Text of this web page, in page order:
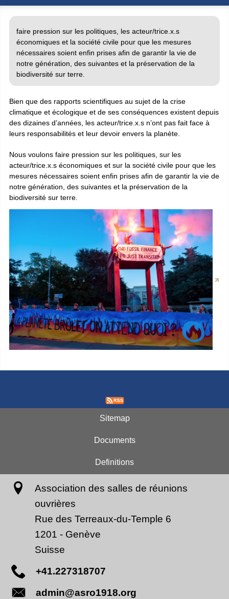
faire pression sur les politiques, les acteur/trice.x.s
économiques et la société civile pour que les mesures
nécessaires soient enfin prises afin de garantir la vie de
notre génération, des suivantes et la préservation de la
biodiversité sur terre.
Bien que des rapports scientifiques au sujet de la crise
climatique et écologique et de ses conséquences existent depuis
des dizaines d’années, les acteur/trice.x.s n’ont pas fait face à
leurs responsabilités et leur devoir envers la planète.
Nous voulons faire pression sur les politiques, sur les
acteur/trice.x.s économiques et sur la société civile pour que les
mesures nécessaires soient enfin prises afin de garantir la vie de
notre génération, des suivantes et la préservation de la
biodiversité sur terre.
Sitemap
Documents
Definitions
Association des salles de réunions
ouvrières
Rue des Terreaux-du-Temple 6
1201 - Genève
Suisse
+41.227318707
admin@asro1918.org